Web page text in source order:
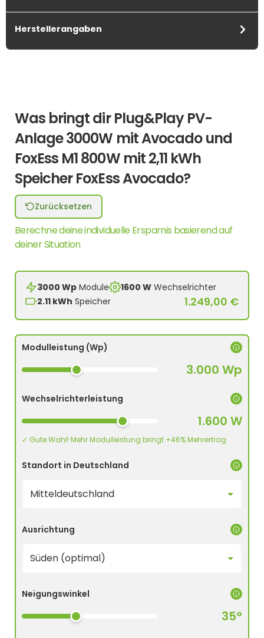
Herstellerangaben
Was bringt dir Plug&Play PV-
Anlage 3000W mit Avocado und
FoxEss M1 800W mit 2,11 kWh
Speicher FoxEss Avocado?
Zurücksetzen
Berechne deine individuelle Ersparnis basierend auf
deiner Situation
3000 Wp Module 1600 W Wechselrichter
2.11 kWh Speicher 1.249,00 €
Modulleistung (Wp)
3.000 Wp
Wechselrichterleistung
1.600 W
✓ Gute Wahl! Mehr Modulleistung bringt +46% Mehrertrag
Standort in Deutschland
Ausrichtung
Neigungswinkel
35°